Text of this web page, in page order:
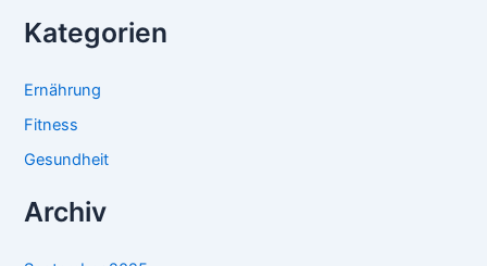
Kategorien
Ernährung
Fitness
Gesundheit
Archiv